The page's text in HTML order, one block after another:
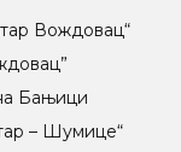
Вождовац“
Бањици
– Шумице“